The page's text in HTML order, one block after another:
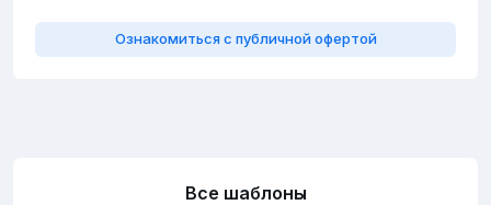
Ознакомиться с публичной офертой
Все шаблоны